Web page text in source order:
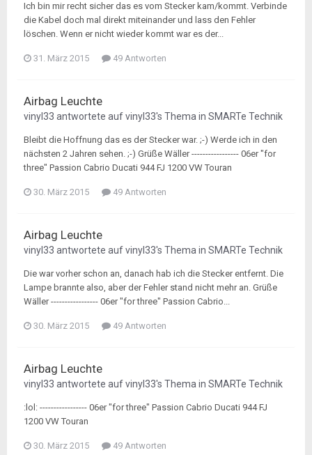
Ich bin mir recht sicher das es vom Stecker kam/kommt. Verbinde
die Kabel doch mal direkt miteinander und lass den Fehler
löschen. Wenn er nicht wieder kommt war es der...
31. März 2015 49 Antworten
Airbag Leuchte
vinyl33 antwortete aufvinyl33's Thema in SMARTe Technik
Bleibt die Hoffnung das es der Stecker war. ;-) Werde ich in den
nächsten 2 Jahren sehen. ;-) Grüße Wäller ----------------- 06er "for
three" Passion Cabrio Ducati 944 FJ 1200 VW Touran
30. März 2015 49 Antworten
Airbag Leuchte
vinyl33 antwortete aufvinyl33's Thema in SMARTe Technik
Die war vorher schon an, danach hab ich die Stecker entfernt. Die
Lampe brannte also, aber der Fehler stand nicht mehr an. Grüße
Wäller ----------------- 06er "for three" Passion Cabrio...
30. März 2015 49 Antworten
Airbag Leuchte
vinyl33 antwortete aufvinyl33's Thema in SMARTe Technik
:lol: ----------------- 06er "for three" Passion Cabrio Ducati 944 FJ
1200 VW Touran
30. März 2015 49 Antworten